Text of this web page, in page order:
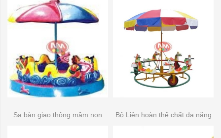
Sa bàn giao thông mầm non Bộ Liên hoàn thể chất đa năng